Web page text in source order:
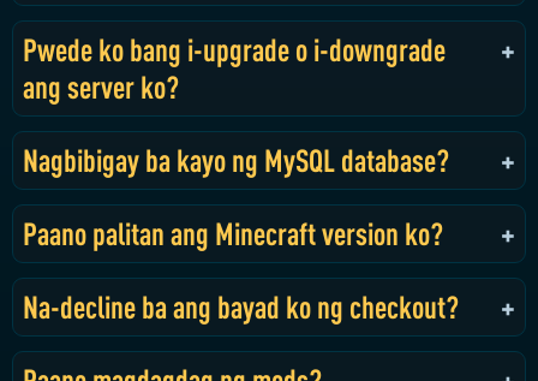
Pwede ko bang i-upgrade o i-downgrade
ang server ko?
Nagbibigay ba kayo ng MySQL database?
Paano palitan ang Minecraft version ko?
Na-decline ba ang bayad ko ng checkout?